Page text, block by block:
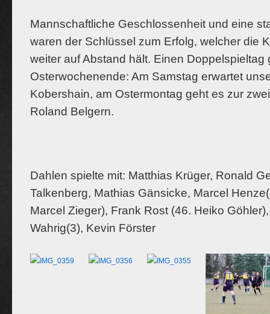
Mannschaftliche Geschlossenheit und eine
waren der Schlüssel zum Erfolg, welcher die
weiter auf Abstand hält. Einen Doppelspieltag
Osterwochenende: Am Samstag erwartet
Kobershain, am Ostermontag geht es zur
Roland Belgern.
Dahlen spielte mit: Matthias Krüger, Ronald
Talkenberg, Mathias Gänsicke, Marcel
Marcel Zieger), Frank Rost (46. Heiko
Wahrig(3), Kevin Förster